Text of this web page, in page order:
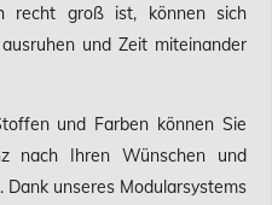
recht groß ist, können sich
und Zeit miteinander
und Farben können Sie
nach Ihren Wünschen und
unseres Modularsystems